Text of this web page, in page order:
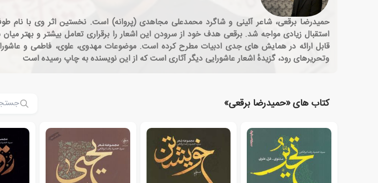
استقبال زیادی مواجه شد. برقعی هدف خود از سرودن این اشعار را برقراری تعامل بیشتر و بهتر
قابل ارائه در همایش های جدی ادبیات مطرح کرده است. موضوعات مهدوی، علوی، فاطمی و
وتحریرهای رود، گزیدهٔ اشعار عاشورایی دیگر آثاری است که از این نویسنده به چاپ رسیده است
کتاب های «حمیدرضا برقعی»